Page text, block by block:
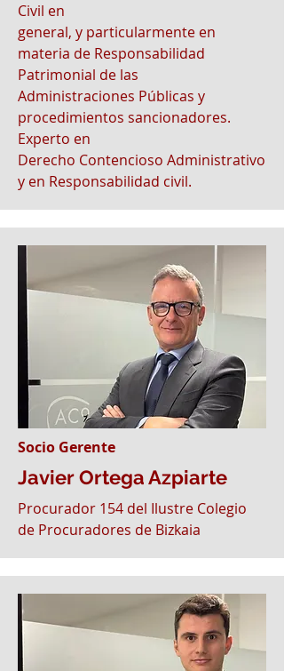
Civil en
general, y particularmente en
materia de Responsabilidad
Patrimonial de las
Administraciones Públicas y
procedimientos sancionadores.
Experto en
Derecho Contencioso Administrativo
y en Responsabilidad civil.
Socio Gerente
Javier Ortega Azpiarte
Procurador 154 del Ilustre Colegio
de Procuradores de Bizkaia